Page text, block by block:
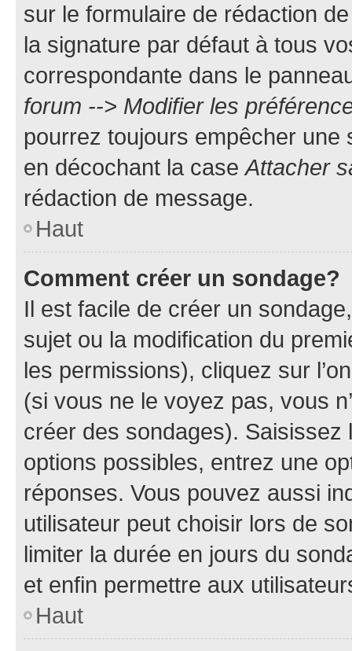
sur le formulaire de rédaction
la signature par défaut à tous
correspondante dans le
forum --> Modifier les
pourrez toujours empêcher une
en décochant la caseAttacher
rédaction de message.
Haut
Comment créer un sondage?
Il est facile de créer un
sujet ou la modification du
les permissions), cliquez sur
(si vous ne le voyez pas, vous
créer des sondages).
options possibles, entrez une
réponses. Vous pouvez aussi
utilisateur peut choisir lors de
limiter la durée en jours du
et enfin permettre aux
Haut